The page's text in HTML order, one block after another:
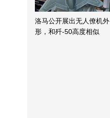
洛马公开展出无人僚机外
形，和歼-50高度相似